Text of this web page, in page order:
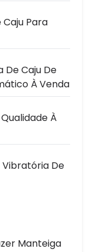
Para
De Caju De
À Venda
À
Vibratória De
Manteiga